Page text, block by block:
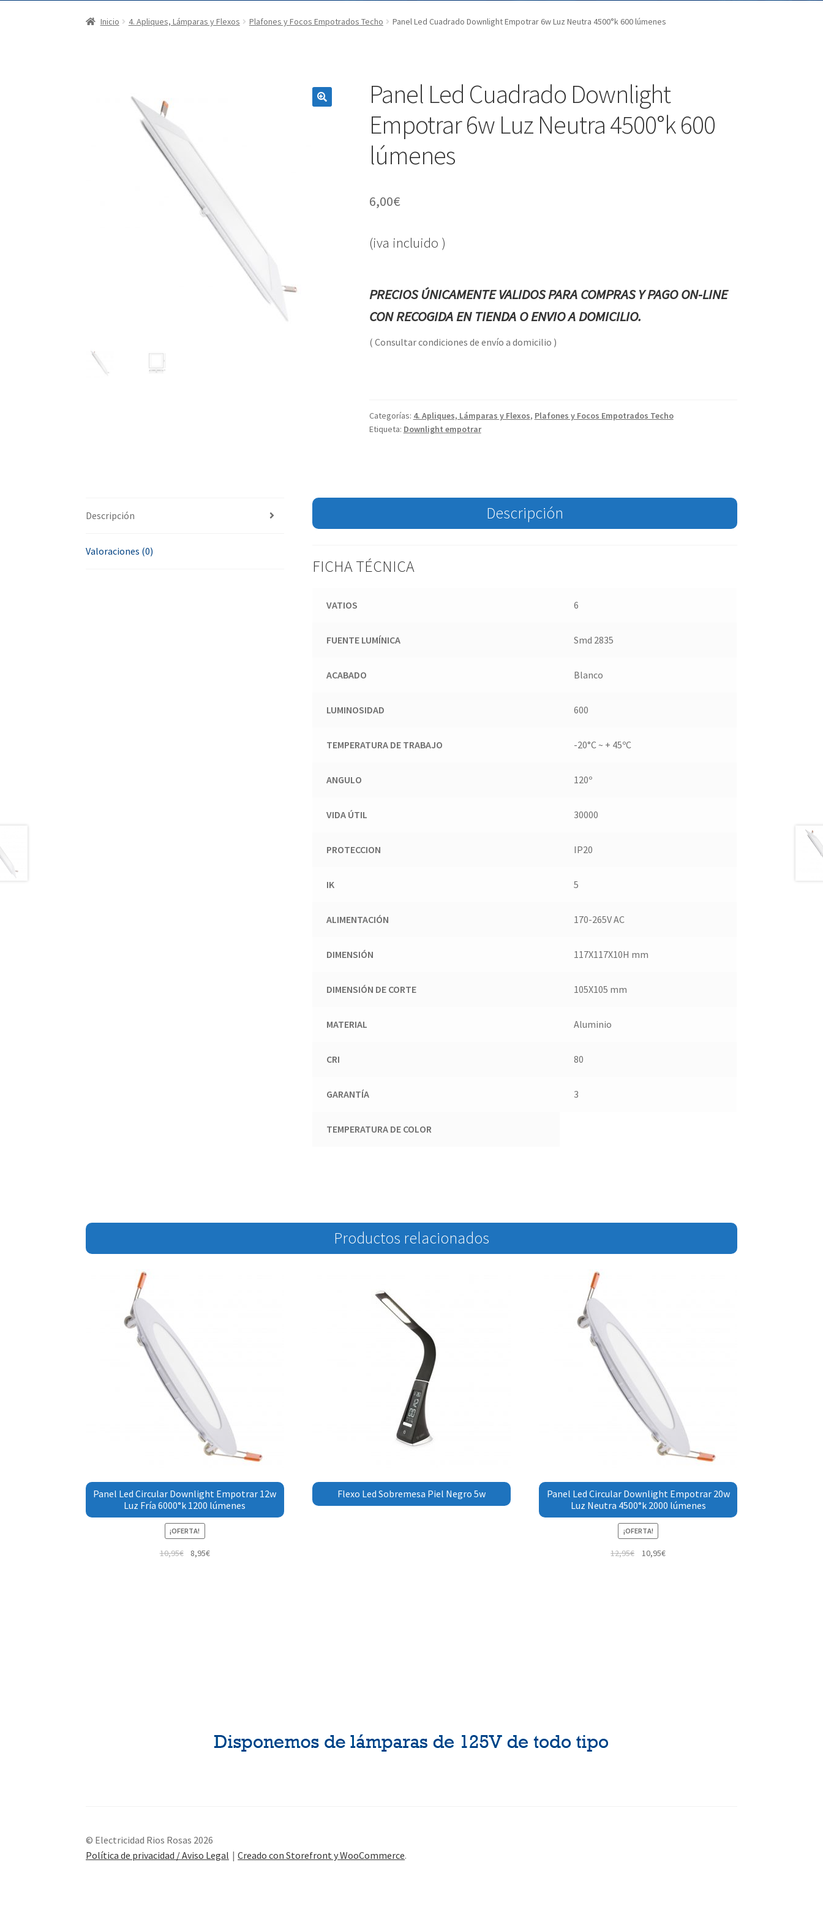
Inicio 4. Apliques, Lámparas y Flexos Plafones y Focos Empotrados Techo Panel Led Cuadrado Downlight Empotrar 6w Luz Neutra 4500°k 600 lúmenes
Panel Led Cuadrado Downlight
Empotrar 6w Luz Neutra 4500°k 600
lúmenes
6,00€
(iva incluido )
PRECIOS ÚNICAMENTE VALIDOS PARA COMPRAS Y PAGO ON-LINE
CON RECOGIDA EN TIENDA O ENVIO A DOMICILIO.
( Consultar condiciones de envío a domicilio )
Categorías: 4. Apliques, Lámparas y Flexos, Plafones y Focos Empotrados Techo
Etiqueta: Downlight empotrar
Descripción
Valoraciones (0)
Descripción
FICHA TÉCNICA
VATIOS 6
FUENTE LUMÍNICA Smd 2835
ACABADO Blanco
LUMINOSIDAD 600
TEMPERATURA DE TRABAJO -20°C ~ + 45ºC
ANGULO 120º
VIDA ÚTIL 30000
PROTECCION IP20
IK 5
ALIMENTACIÓN 170-265V AC
DIMENSIÓN 117X117X10H mm
DIMENSIÓN DE CORTE 105X105 mm
MATERIAL Aluminio
CRI 80
GARANTÍA 3
TEMPERATURA DE COLOR
Productos relacionados
Panel Led Circular Downlight Empotrar 12w
Luz Fría 6000°k 1200 lúmenes
¡OFERTA!
10,95€ 8,95€
Flexo Led Sobremesa Piel Negro 5w
Panel Led Circular Downlight Empotrar 20w
Luz Neutra 4500°k 2000 lúmenes
¡OFERTA!
12,95€ 10,95€
© Electricidad Rios Rosas 2026
Política de privacidad / Aviso Legal
Creado con Storefront y WooCommerce.